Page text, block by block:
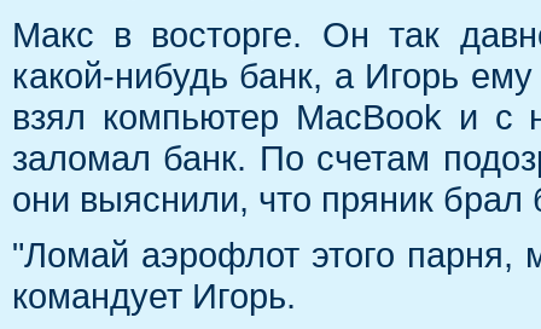
Макс в восторге. Он так
какой-нибудь банк, а Игорь
взял компьютер MacBook и с
заломал банк. По счетам
они выяснили, что пряник брал
"Ломай аэрофлот этого парня,
командует Игорь.